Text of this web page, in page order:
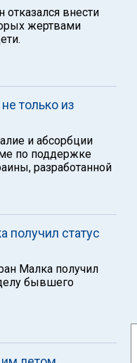
внести
жертвами
только из
и абсорбции
по поддержке
разработанной
статус
Малка получил
бывшего